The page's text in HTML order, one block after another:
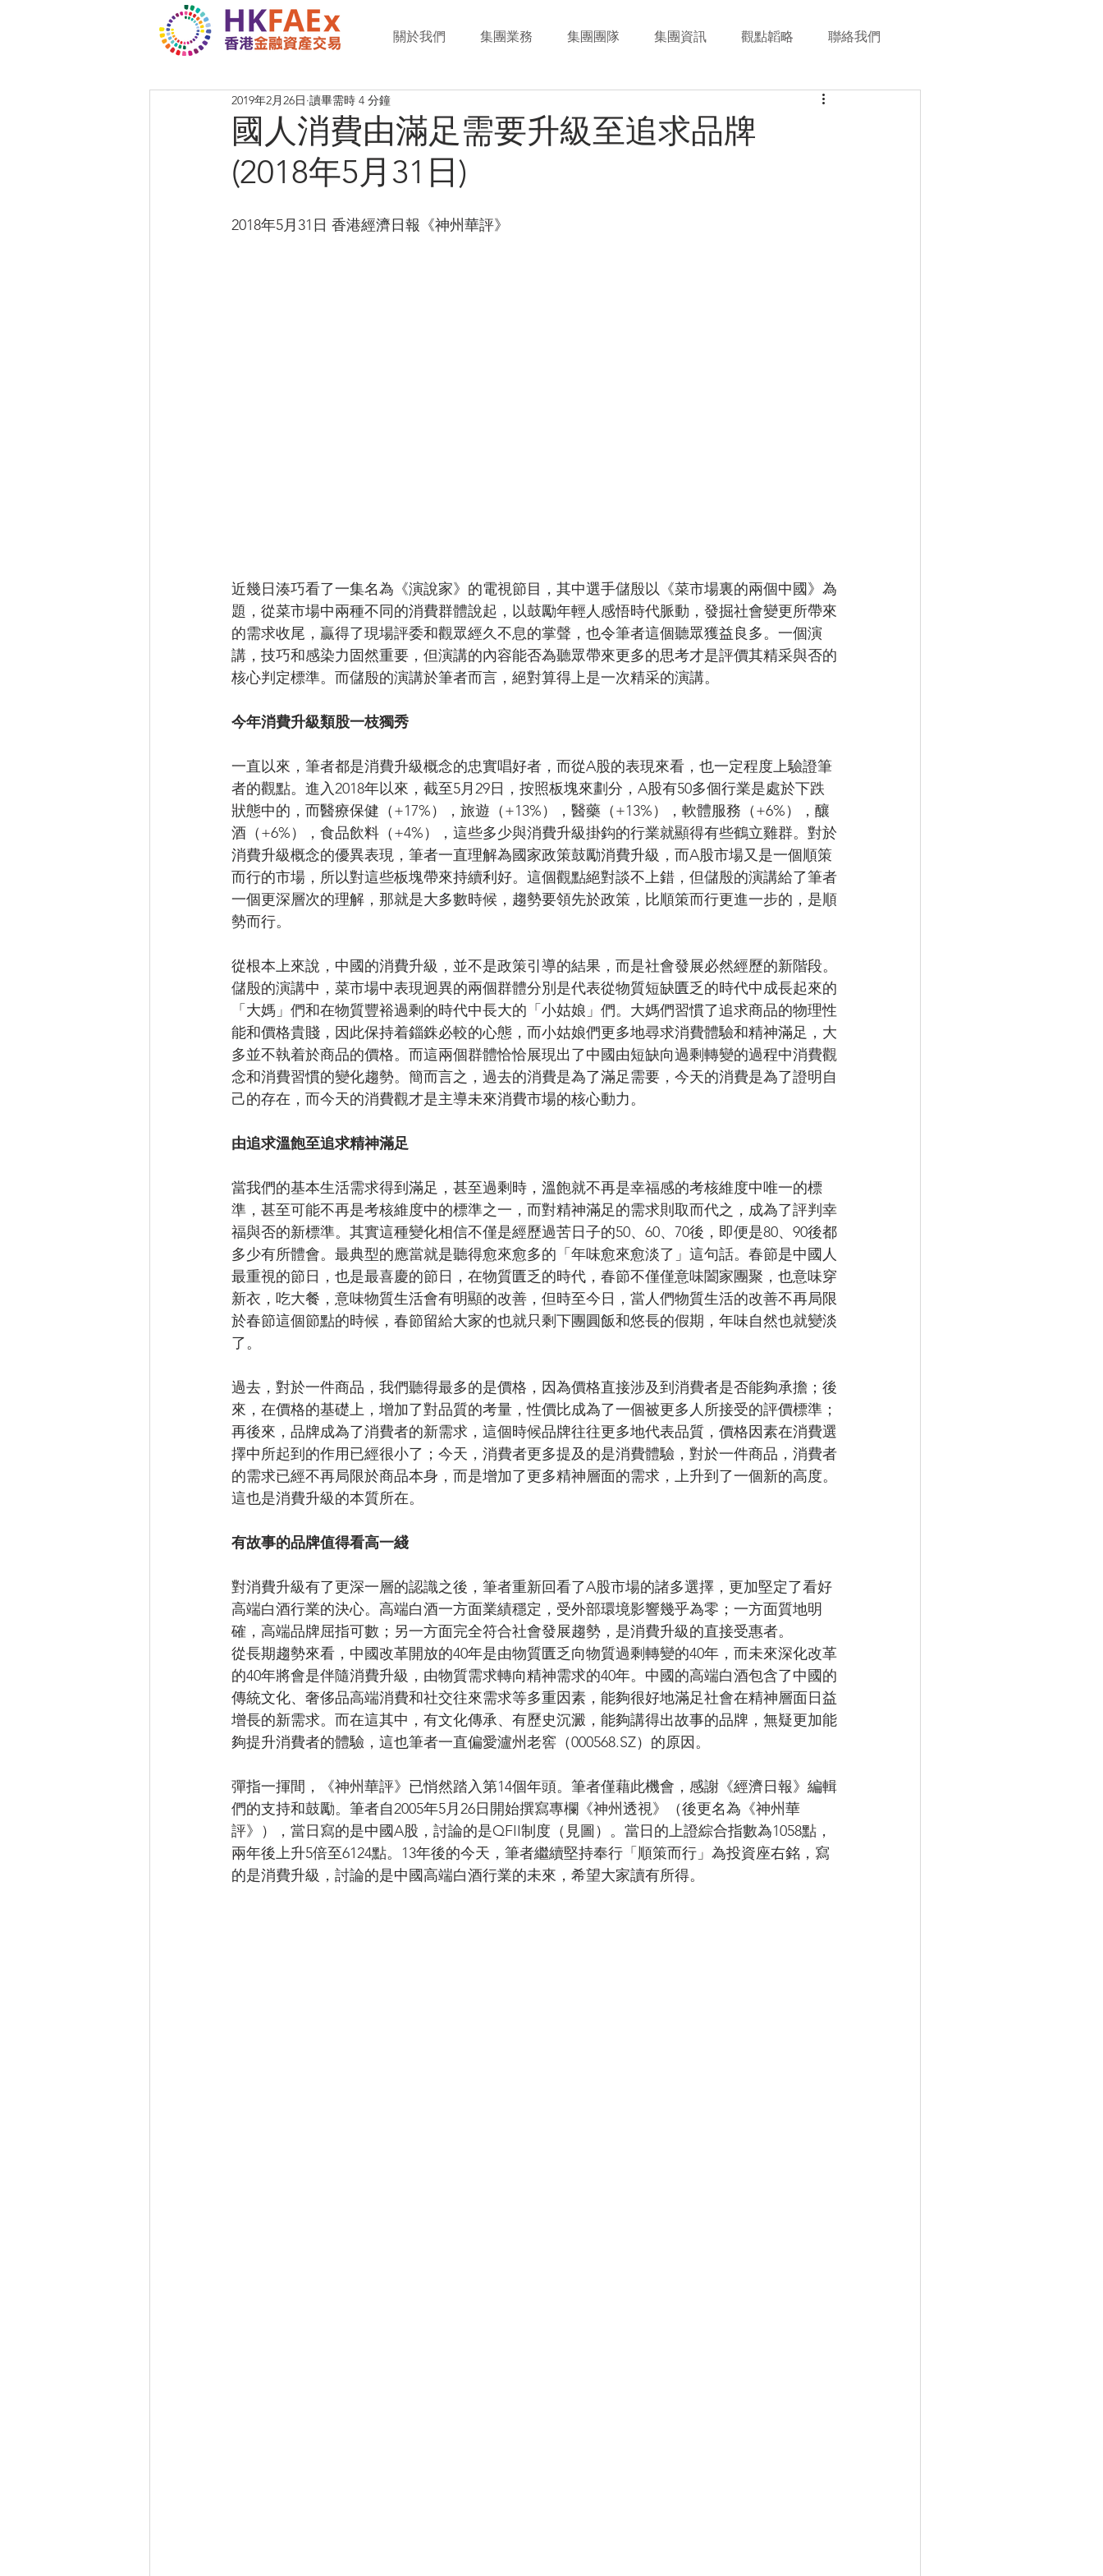
關於我們 集團業務 集團團隊 集團資訊 觀點韜略 聯絡我們
國人消費由滿足需要升級至追求品牌
(2018年5月31日)
2019年2月26日 讀畢需時 4 分鐘
2018年5月31日 香港經濟日報《神州華評》
近幾日湊巧看了一集名為《演說家》的電視節目，其中選手儲殷以《菜市場裏的兩個中國》為
題，從菜市場中兩種不同的消費群體說起，以鼓勵年輕人感悟時代脈動，發掘社會變更所帶來
的需求收尾，贏得了現場評委和觀眾經久不息的掌聲，也令筆者這個聽眾獲益良多。一個演
講，技巧和感染力固然重要，但演講的內容能否為聽眾帶來更多的思考才是評價其精采與否的
核心判定標準。而儲殷的演講於筆者而言，絕對算得上是一次精采的演講。
今年消費升級類股一枝獨秀
一直以來，筆者都是消費升級概念的忠實唱好者，而從A股的表現來看，也一定程度上驗證筆
者的觀點。進入2018年以來，截至5月29日，按照板塊來劃分，A股有50多個行業是處於下跌
狀態中的，而醫療保健（+17%），旅遊（+13%），醫藥（+13%），軟體服務（+6%），釀
酒（+6%），食品飲料（+4%），這些多少與消費升級掛鈎的行業就顯得有些鶴立雞群。對於
消費升級概念的優異表現，筆者一直理解為國家政策鼓勵消費升級，而A股市場又是一個順策
而行的市場，所以對這些板塊帶來持續利好。這個觀點絕對談不上錯，但儲殷的演講給了筆者
一個更深層次的理解，那就是大多數時候，趨勢要領先於政策，比順策而行更進一步的，是順
勢而行。
從根本上來說，中國的消費升級，並不是政策引導的結果，而是社會發展必然經歷的新階段。
儲殷的演講中，菜市場中表現迥異的兩個群體分別是代表從物質短缺匱乏的時代中成長起來的
「大媽」們和在物質豐裕過剩的時代中長大的「小姑娘」們。大媽們習慣了追求商品的物理性
能和價格貴賤，因此保持着錙銖必較的心態，而小姑娘們更多地尋求消費體驗和精神滿足，大
多並不執着於商品的價格。而這兩個群體恰恰展現出了中國由短缺向過剩轉變的過程中消費觀
念和消費習慣的變化趨勢。簡而言之，過去的消費是為了滿足需要，今天的消費是為了證明自
己的存在，而今天的消費觀才是主導未來消費市場的核心動力。
由追求溫飽至追求精神滿足
當我們的基本生活需求得到滿足，甚至過剩時，溫飽就不再是幸福感的考核維度中唯一的標
準，甚至可能不再是考核維度中的標準之一，而對精神滿足的需求則取而代之，成為了評判幸
福與否的新標準。其實這種變化相信不僅是經歷過苦日子的50、60、70後，即便是80、90後都
多少有所體會。最典型的應當就是聽得愈來愈多的「年味愈來愈淡了」這句話。春節是中國人
最重視的節日，也是最喜慶的節日，在物質匱乏的時代，春節不僅僅意味闔家團聚，也意味穿
新衣，吃大餐，意味物質生活會有明顯的改善，但時至今日，當人們物質生活的改善不再局限
於春節這個節點的時候，春節留給大家的也就只剩下團圓飯和悠長的假期，年味自然也就變淡
了。
過去，對於一件商品，我們聽得最多的是價格，因為價格直接涉及到消費者是否能夠承擔；後
來，在價格的基礎上，增加了對品質的考量，性價比成為了一個被更多人所接受的評價標準；
再後來，品牌成為了消費者的新需求，這個時候品牌往往更多地代表品質，價格因素在消費選
擇中所起到的作用已經很小了；今天，消費者更多提及的是消費體驗，對於一件商品，消費者
的需求已經不再局限於商品本身，而是增加了更多精神層面的需求，上升到了一個新的高度。
這也是消費升級的本質所在。
有故事的品牌值得看高一綫
對消費升級有了更深一層的認識之後，筆者重新回看了A股市場的諸多選擇，更加堅定了看好
高端白酒行業的決心。高端白酒一方面業績穩定，受外部環境影響幾乎為零；一方面質地明
確，高端品牌屈指可數；另一方面完全符合社會發展趨勢，是消費升級的直接受惠者。
從長期趨勢來看，中國改革開放的40年是由物質匱乏向物質過剩轉變的40年，而未來深化改革
的40年將會是伴隨消費升級，由物質需求轉向精神需求的40年。中國的高端白酒包含了中國的
傳統文化、奢侈品高端消費和社交往來需求等多重因素，能夠很好地滿足社會在精神層面日益
增長的新需求。而在這其中，有文化傳承、有歷史沉澱，能夠講得出故事的品牌，無疑更加能
夠提升消費者的體驗，這也筆者一直偏愛瀘州老窖（000568.SZ）的原因。
彈指一揮間，《神州華評》已悄然踏入第14個年頭。筆者僅藉此機會，感謝《經濟日報》編輯
們的支持和鼓勵。筆者自2005年5月26日開始撰寫專欄《神州透視》（後更名為《神州華
評》），當日寫的是中國A股，討論的是QFII制度（見圖）。當日的上證綜合指數為1058點，
兩年後上升5倍至6124點。13年後的今天，筆者繼續堅持奉行「順策而行」為投資座右銘，寫
的是消費升級，討論的是中國高端白酒行業的未來，希望大家讀有所得。